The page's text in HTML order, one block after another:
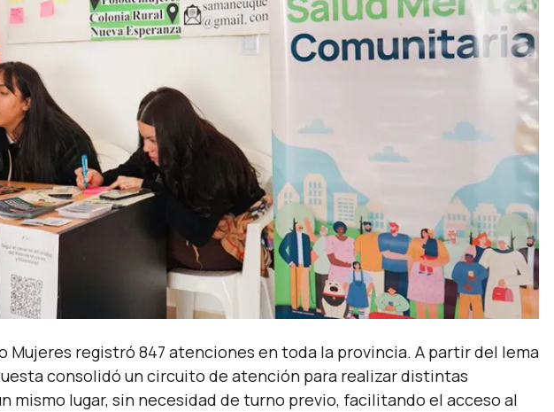
Mujeres registró 847 atenciones en toda la provincia. A partir del lema
consolidó un circuito de atención para realizar distintas
mismo lugar, sin necesidad de turno previo, facilitando el acceso al